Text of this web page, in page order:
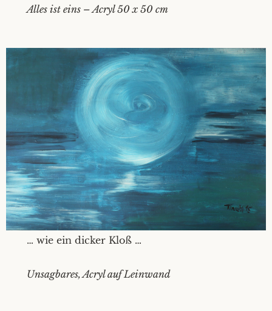
Alles ist eins – Acryl 50 x 50 cm
… wie ein dicker Kloß …
Unsagbares, Acryl auf Leinwand